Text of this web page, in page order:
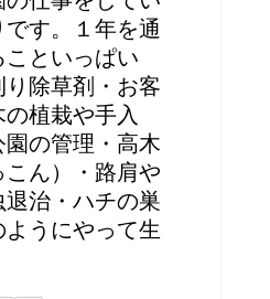
です。１年を通
こといっぱい
除草剤・お客
植栽や手入
の管理・高木
ん）・路肩や
治・ハチの巣
うにやって生